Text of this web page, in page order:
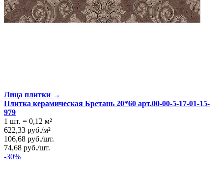
Лица плитки →
Плитка керамическая Бретань 20*60 арт.00-00-5-17-01-15-
979
1 шт. = 0,12 м²
622,33 руб./м²
106,68 руб./шт.
74,68 руб./шт.
-30%